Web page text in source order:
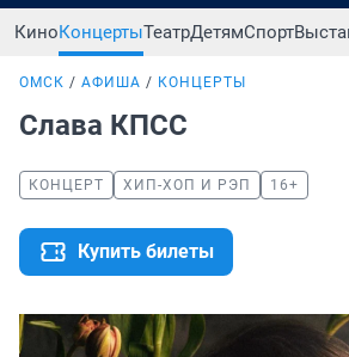
КиноКонцертыТеатрДетямСпорт
ОМСК АФИША КОНЦЕРТЫ
Слава КПСС
КОНЦЕРТ ХИП-ХОП И РЭП 16+
Купить билеты